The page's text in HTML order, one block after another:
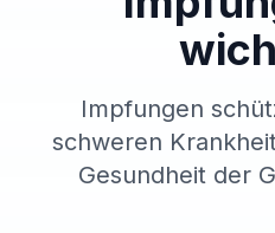
Impfungen
schweren
Gesundheit der